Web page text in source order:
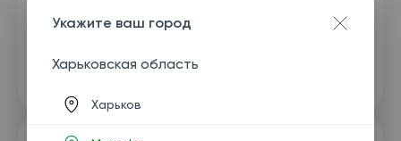
Укажите ваш город
Харьковская область
Харьков